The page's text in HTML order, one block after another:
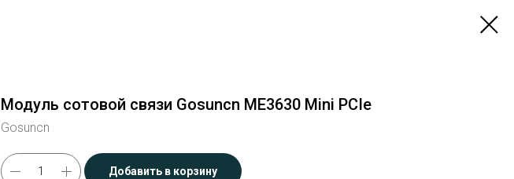
Модуль сотовой связи Gosuncn ME3630 Mini PCIe
Gosuncn
Добавить в корзину